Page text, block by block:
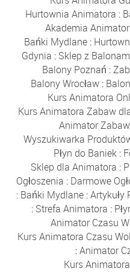
Hurtownia Animatora :
Akademia
Bańki Mydlane :
Gdynia : Sklep z
Balony Poznań :
Balony Wrocław :
Kurs Animatora
Kurs Animatora Zabaw
Animator
Wyszukiwarka
Płyn do Baniek:
Sklep dla Animatora :
Ogłoszenia : Darmowe
: Bańki Mydlane :Artykuły
: Strefa Animatora :
Animator Czasu
Kurs Animatora Czasu
:Animator
Kurs